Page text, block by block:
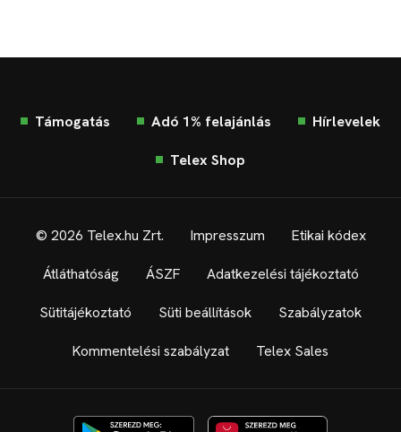
Támogatás Adó 1% felajánlás Hírlevelek
Telex Shop
© 2026 Telex.hu Zrt. Impresszum Etikai kódex
Átláthatóság ÁSZF Adatkezelési tájékoztató
Sütitájékoztató Süti beállítások Szabályzatok
Kommentelési szabályzat Telex Sales